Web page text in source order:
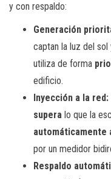
y con respaldo:
Generación
captan la luz del
utiliza de forma
edificio.
Inyección a la red:
supera lo que la
automáticamente
por un medidor
Respaldo